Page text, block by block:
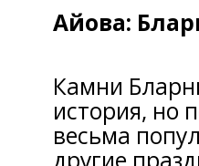
Айова:
Камни
история, но
весьма